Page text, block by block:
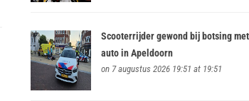
Scooterrijder gewond bij botsing met
auto in Apeldoorn
on 7 augustus 2026 19:51 at 19:51